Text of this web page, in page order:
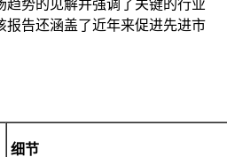
趋势的见解并强调了关键的行业
报告还涵盖了近年来促进先进市
细节